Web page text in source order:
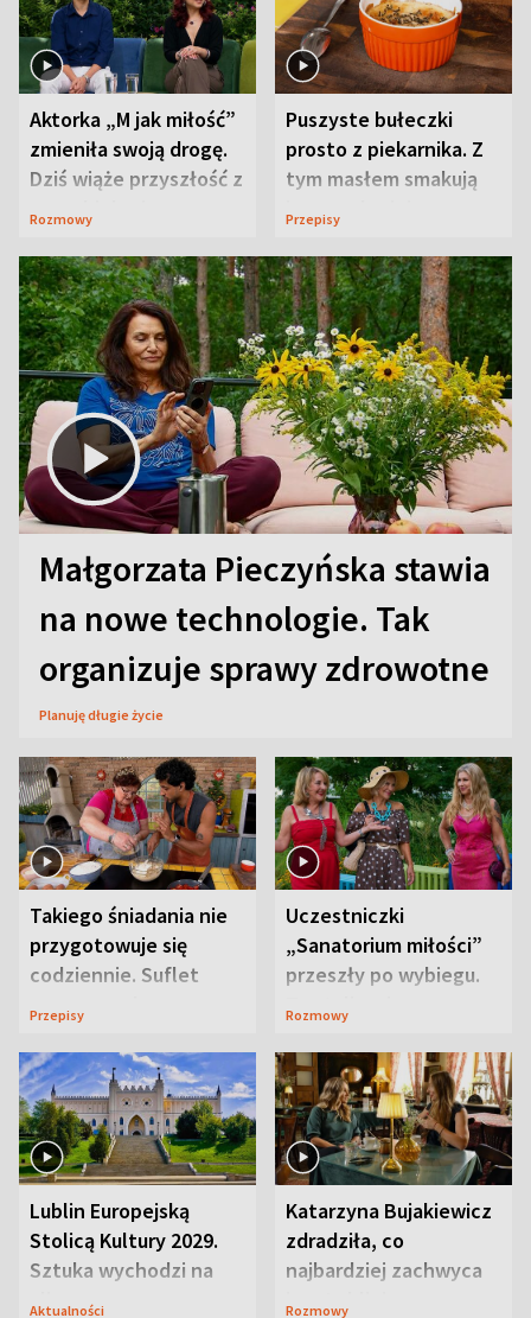
Aktorka „M jak miłość”
zmieniła swoją drogę.
Dziś wiąże przyszłość z
neurobiologią
Rozmowy
Puszyste bułeczki
prosto z piekarnika. Z
tym masłem smakują
jeszcze lepiej
Przepisy
Małgorzata Pieczyńska stawia
na nowe technologie. Tak
organizuje sprawy zdrowotne
Planuję długie życie
Takiego śniadania nie
przygotowuje się
codziennie. Suflet
serowy zachwyca
Przepisy
Uczestniczki
„Sanatorium miłości”
przeszły po wybiegu.
Te stylizacje
Rozmowy
Lublin Europejską
Stolicą Kultury 2029.
Sztuka wychodzi na
ulice
Aktualności
Katarzyna Bujakiewicz
zdradziła, co
najbardziej zachwyca
ją w Lublinie
Rozmowy